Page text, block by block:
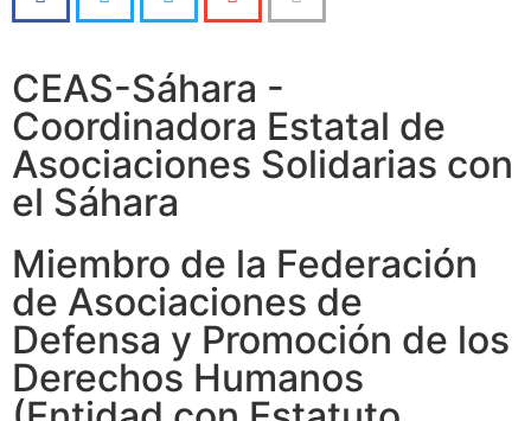
CEAS-Sáhara -
Coordinadora Estatal de
Asociaciones Solidarias con
el Sáhara
Miembro de la Federación
de Asociaciones de
Defensa y Promoción de los
Derechos Humanos